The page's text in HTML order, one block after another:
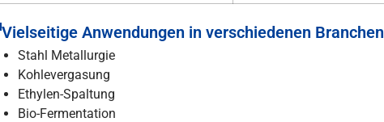
Vielseitige Anwendungen in verschiedenen Branchen
Stahl Metallurgie
Kohlevergasung
Ethylen-Spaltung
Bio-Fermentation